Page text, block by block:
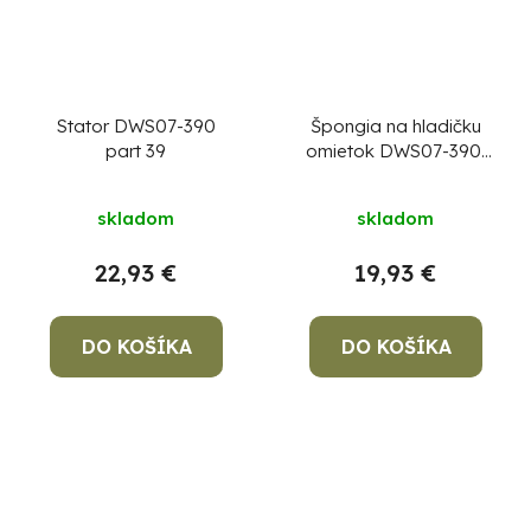
Stator DWS07-390
part 39
skladom
22,93 €
DO KOŠÍKA
Špongia na hladičku
omietok DWS07-390,
skladom
19,93 €
DO KOŠÍKA